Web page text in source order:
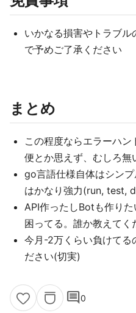
いかなる損害やトラブ
で予めご了承ください
まとめ
この程度ならエラーハ
便とか思えず、むしろ無
go言語仕様自体はシン
はかなり強力(run, test,
API作ったしBotも作り
困ってる。誰か教えてく
今月-2万くらい負けて
ださい(切実)
comment0